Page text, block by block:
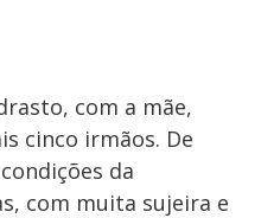
com a mãe,
cinco irmãos. De
da
com muita sujeira e